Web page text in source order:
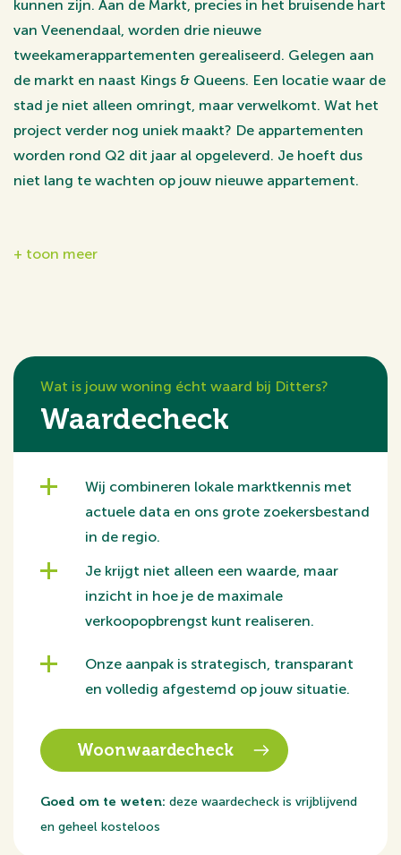
kunnen zijn. Aan de Markt, precies in het bruisende hart
van Veenendaal, worden drie nieuwe
tweekamerappartementen gerealiseerd. Gelegen aan
de markt en naast Kings & Queens. Een locatie waar de
stad je niet alleen omringt, maar verwelkomt. Wat het
project verder nog uniek maakt? De appartementen
worden rond Q2 dit jaar al opgeleverd. Je hoeft dus
niet lang te wachten op jouw nieuwe appartement.
Via de hoofdentree met brievenbussen is er toegang
De hal geeft toegang tot alle vertrekken. De
woonkamer heeft een afmeting van maar liefst 29 m²
en is voorzien van grote raampartij waardoor er heerlijk
lichtinval aanwezig is en waar je, vooral door de hoge
ligging, echt kunt genieten van een prachtig uitzicht
over de markt van Veenendaal. De open keuken heeft
een lichte kleurstelling en wordt voorzien van een
koelkast, oven, inductiekookplaat en afzuigkap. Via de
witgoedaansluiting te vinden.
De slaapkamer heeft een afmeting van ca. 14m², is
voorzien van een groot raampartij en een vaste kast.
De badkamer wordt compleet opgeleverd met
Het prettige balkon is aan de achterzijde gelegen
balkon is gelegen op het noordoosten zodat vooral de
ochtendzon goed aanwezig is.
+ toon meer
Wat is jouw woning écht waard bij Ditters?
Waardecheck
Wij combineren lokale marktkennis met
actuele data en ons grote zoekersbestand
in de regio.
Je krijgt niet alleen een waarde, maar
inzicht in hoe je de maximale
verkoopopbrengst kunt realiseren.
Onze aanpak is strategisch, transparant
en volledig afgestemd op jouw situatie.
Woonwaardecheck
Goed om te weten: deze waardecheck is vrijblijvend
en geheel kosteloos